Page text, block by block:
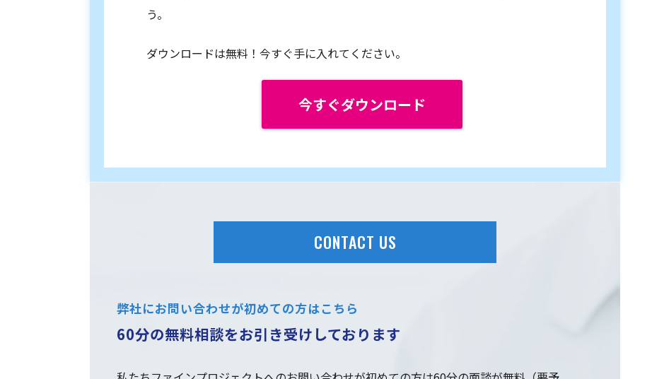
う。
ダウンロードは無料！今すぐ手に入れてください。
今すぐダウンロード
CONTACT US
弊社にお問い合わせが初めての方はこちら
60分の無料相談をお引き受けしております